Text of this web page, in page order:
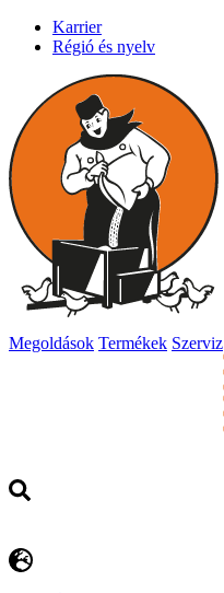
Karrier
Régió és nyelv
Megoldások Termékek Szerviz